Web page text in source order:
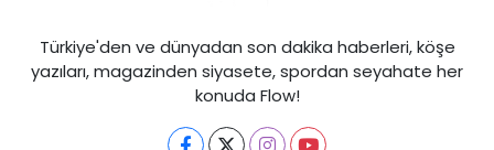
Türkiye'den ve dünyadan son dakika haberleri, köşe
yazıları, magazinden siyasete, spordan seyahate her
konuda Flow!